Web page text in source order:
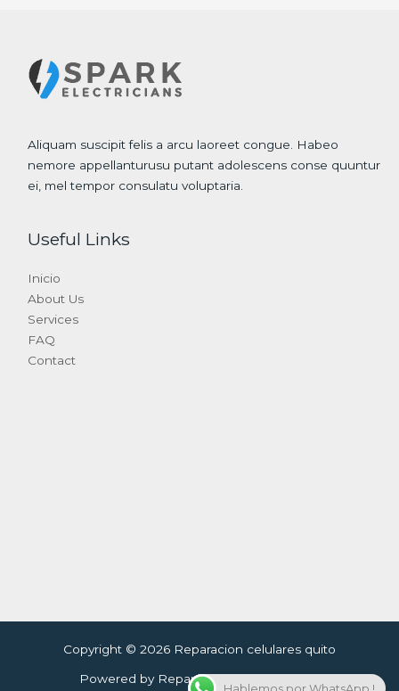
Aliquam suscipit felis a arcu laoreet congue. Habeo
nemore appellanturusu putant adolescens conse quuntur
ei, mel tempor consulatu voluptaria.
Useful Links
Inicio
About Us
Services
FAQ
Contact
Copyright © 2026 Reparacion celulares quito
Powered by Reparacion celulares quito